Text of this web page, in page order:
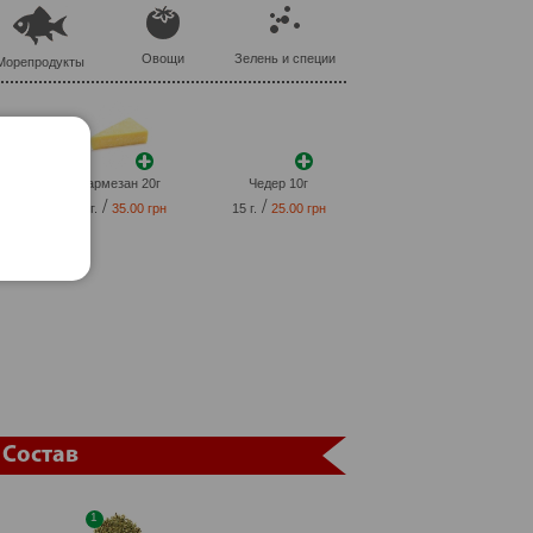
Овощи Зелень и специи
Пармезан 20г
20 г. / 35.00 грн
Чедер 10г
15 г. / 25.00 грн
Состав
1